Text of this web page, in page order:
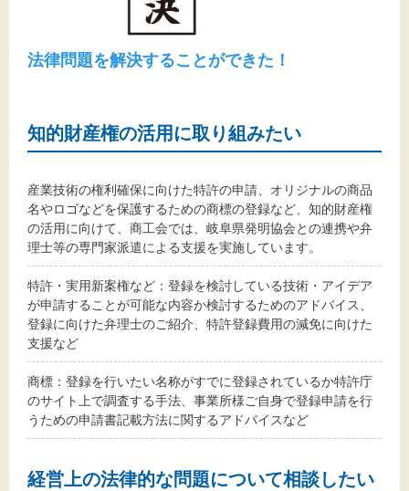
法律問題を解決することができた！
知的財産権の活用に取り組みたい
産業技術の権利確保に向けた特許の申請、オリジナルの商品
名やロゴなどを保護するための商標の登録など、知的財産権
の活用に向けて、商工会では、岐阜県発明協会との連携や弁
理士等の専門家派遣による支援を実施しています。
特許・実用新案権など：登録を検討している技術・アイデア
が申請することが可能な内容か検討するためのアドバイス、
登録に向けた弁理士のご紹介、特許登録費用の減免に向けた
支援など
商標：登録を行いたい名称がすでに登録されているか特許庁
のサイト上で調査する手法、事業所様ご自身で登録申請を行
うための申請書記載方法に関するアドバイスなど
経営上の法律的な問題について相談したい